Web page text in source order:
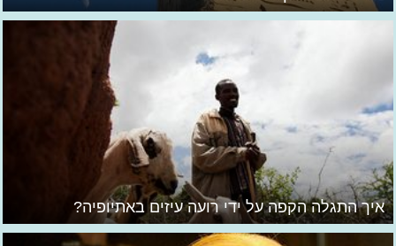
איך התגלה הקפה על ידי רועה עיזים באתיופיה?